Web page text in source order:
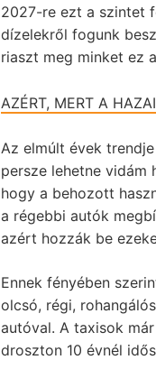
2027-re ezt a szintet
dízelekről fogunk
riaszt meg minket ez
AZÉRT, MERT A
Az elmúlt évek
persze lehetne vidám
hogy a behozott
a régebbi autók
azért hozzák be
Ennek fényében
olcsó, régi,
autóval. A taxisok
droszton 10 évnél